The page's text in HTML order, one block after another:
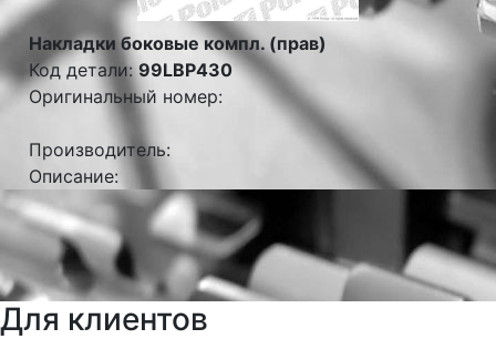
Накладки боковые компл. (прав)
Код детали: 99LBP430
Оригинальный номер:
Производитель:
Описание:
Для клиентов